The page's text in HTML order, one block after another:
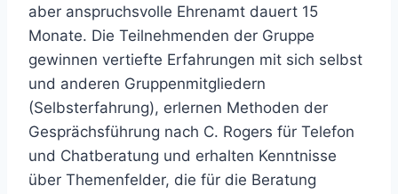
aber anspruchsvolle Ehrenamt dauert 15
Monate. Die Teilnehmenden der Gruppe
gewinnen vertiefte Erfahrungen mit sich selbst
und anderen Gruppenmitgliedern
(Selbsterfahrung), erlernen Methoden der
Gesprächsführung nach C. Rogers für Telefon
und Chatberatung und erhalten Kenntnisse
über Themenfelder, die für die Beratung